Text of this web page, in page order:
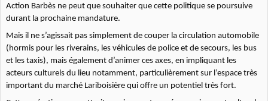
Action Barbès ne peut que souhaiter que cette politique se poursuive
durant la prochaine mandature.
Mais il ne s’agissait pas simplement de couper la circulation automobile
(hormis pour les riverains, les véhicules de police et de secours, les bus
et les taxis), mais également d’animer ces axes, en impliquant les
acteurs culturels du lieu notamment, particulièrement sur l’espace très
important du marché Lariboisière qui offre un potentiel très fort.